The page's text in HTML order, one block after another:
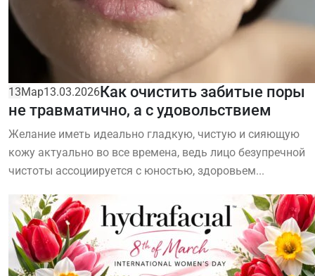
13Мар13.03.2026Как очистить забитые поры
не травматично, а с удовольствием
Желание иметь идеально гладкую, чистую и сияющую
кожу актуально во все времена, ведь лицо безупречной
чистоты ассоциируется с юностью, здоровьем...